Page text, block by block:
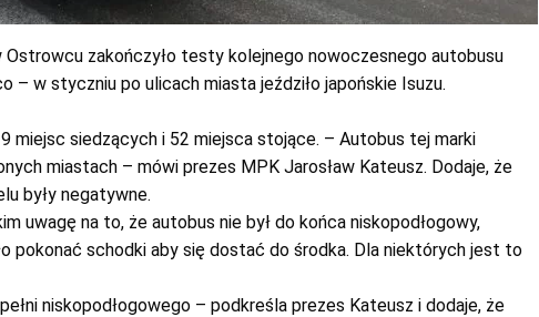
zakończyło testy kolejnego nowoczesnego autobusu
– w styczniu po ulicach miasta jeździło japońskie Isuzu.
miejsc siedzących i 52 miejsca stojące. – Autobus tej marki
miastach – mówi prezes MPK Jarosław Kateusz. Dodaje, że
były negatywne.
uwagę na to, że autobus nie był do końca niskopodłogowy,
pokonać schodki aby się dostać do środka. Dla niektórych jest to
niskopodłogowego – podkreśla prezes Kateusz i dodaje, że